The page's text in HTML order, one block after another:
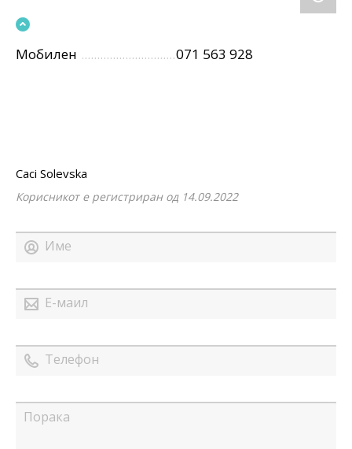
Мобилен 071 563 928
Caci Solevska
Корисникот е регистриран од 14.09.2022